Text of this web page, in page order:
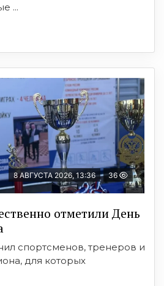
...
8 АВГУСТА 2026, 13:36 36
отметили День
спортсменов, тренеров и
для которых